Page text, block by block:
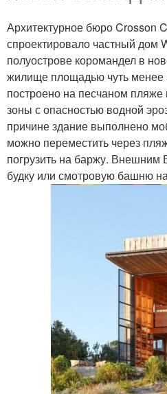
Архитектурное бюро Crosson
спроектировало частный дом
полуострове коромандел в
жилище площадью чуть менее
построено на песчаном
зоны с опасностью водной
причине здание выполнено
можно переместить через
погрузить на баржу. Внешним
будку или смотровую башню